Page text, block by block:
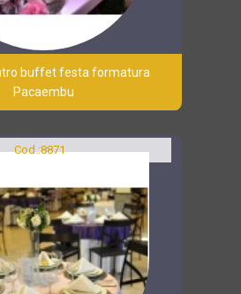
buffet festa formatura
Pacaembu
Cod.:8871